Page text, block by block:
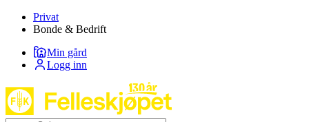
Privat
Bonde & Bedrift
Min gård
Logg inn